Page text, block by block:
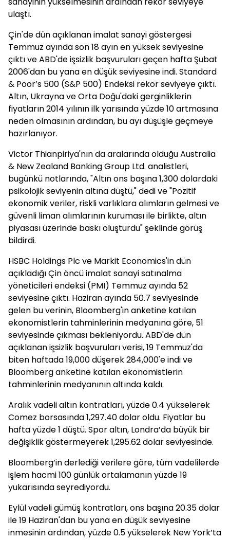
ulaştı.
Çin'de dün açıklanan imalat sanayi göstergesi
Temmuz ayında son 18 ayın en yüksek seviyesine
çıktı ve ABD'de işsizlik başvuruları geçen hafta Şubat
2006'dan bu yana en düşük seviyesine indi. Standard
& Poor’s 500 (S&P 500) Endeksi rekor seviyeye çıktı.
Altın, Ukrayna ve Orta Doğu'daki gerginliklerin
fiyatların 2014 yılının ilk yarısında yüzde 10 artmasına
neden olmasının ardından, bu ayı düşüşle geçmeye
hazırlanıyor.
Victor Thianpiriya'nın da aralarında olduğu Australia
& New Zealand Banking Group Ltd. analistleri,
bugünkü notlarında, "Altın ons başına 1,300 dolardaki
psikolojik seviyenin altına düştü," dedi ve "Pozitif
ekonomik veriler, riskli varlıklara alımların gelmesi ve
güvenli liman alımlarının kuruması ile birlikte, altın
piyasası üzerinde baskı oluşturdu" şeklinde görüş
bildirdi.
HSBC Holdings Plc ve Markit Economics'in dün
açıkladığı Çin öncü imalat sanayi satınalma
yöneticileri endeksi (PMI) Temmuz ayında 52
seviyesine çıktı. Haziran ayında 50.7 seviyesinde
gelen bu verinin, Bloomberg'in anketine katılan
ekonomistlerin tahminlerinin medyanına göre, 51
seviyesinde çıkması bekleniyordu. ABD'de dün
açıklanan işsizlik başvuruları verisi, 19 Temmuz'da
biten haftada 19,000 düşerek 284,000'e indi ve
Bloomberg anketine katılan ekonomistlerin
tahminlerinin medyanının altında kaldı.
Aralık vadeli altın kontratları, yüzde 0.4 yükselerek
Comez borsasında 1,297.40 dolar oldu. Fiyatlar bu
hafta yüzde 1 düştü. Spor altın, Londra’da büyük bir
değişiklik göstermeyerek 1,295.62 dolar seviyesinde.
Bloomberg’in derlediği verilere göre, tüm vadelilerde
işlem hacmi 100 günlük ortalamanın yüzde 19
yukarısında seyrediyordu.
Eylül vadeli gümüş kontratları, ons başına 20.35 dolar
ile 19 Haziran'dan bu yana en düşük seviyesine
inmesinin ardından, yüzde 0.5 yükselerek New York’ta